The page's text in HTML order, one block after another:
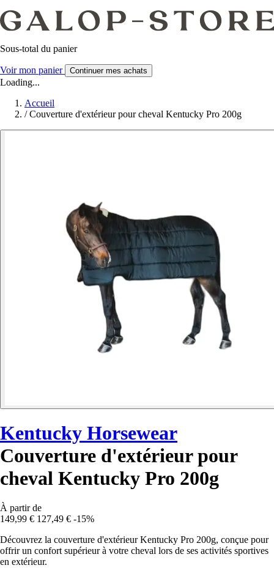
Sous-total du panier
Voir mon panier Continuer mes achats
Loading...
Accueil
/ Couverture d'extérieur pour cheval Kentucky Pro 200g
Kentucky Horsewear
Couverture d'extérieur pour
cheval Kentucky Pro 200g
À partir de
149,99 € 127,49 € -15%
Découvrez la couverture d'extérieur Kentucky Pro 200g, conçue pour
offrir un confort supérieur à votre cheval lors de ses activités sportives
en extérieur.